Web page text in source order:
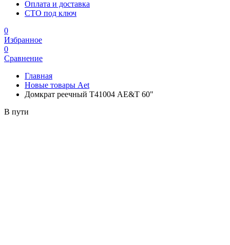
Оплата и доставка
СТО под ключ
0
Избранное
0
Сравнение
Главная
Новые товары Aet
Домкрат реечный Т41004 AE&T 60"
В пути